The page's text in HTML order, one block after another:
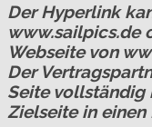
Der Hyperlink
www.sailpics.de
Webseite von
Der
Seite vollständig
Zielseite in einen